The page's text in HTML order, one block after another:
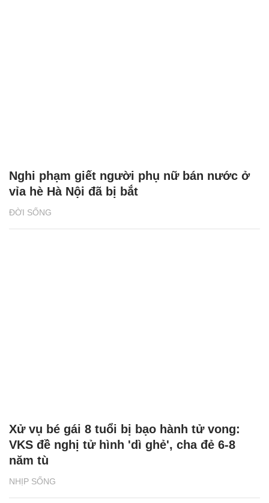
ĐỜI SỐNG
Nghi phạm giết người phụ nữ bán nước ở
vỉa hè Hà Nội đã bị bắt
NHỊP SỐNG
Xử vụ bé gái 8 tuổi bị bạo hành tử vong:
VKS đề nghị tử hình 'dì ghẻ', cha đẻ 6-8
năm tù